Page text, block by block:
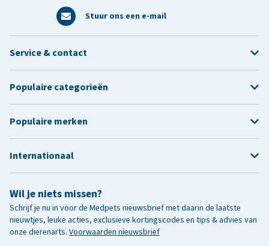
Stuur ons een e-mail
Wil je niets missen?
Schrijf je nu in voor de Medpets nieuwsbrief met daarin de laatste
nieuwtjes, leuke acties, exclusieve kortingscodes en tips & advies van
onze dierenarts. Voorwaarden nieuwsbrief
Service & contact
Populaire categorieën
Populaire merken
Internationaal